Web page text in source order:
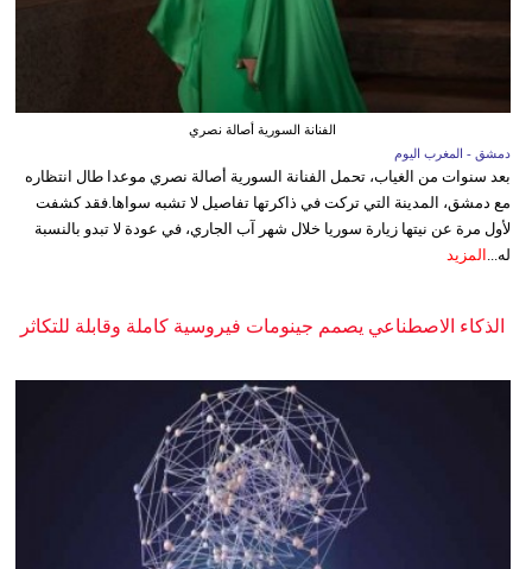
الفنانة السورية أصالة نصري
دمشق - المغرب اليوم
بعد سنوات من الغياب، تحمل الفنانة السورية أصالة نصري موعدا طال انتظاره
مع دمشق، المدينة التي تركت في ذاكرتها تفاصيل لا تشبه سواها.فقد كشفت
لأول مرة عن نيتها زيارة سوريا خلال شهر آب الجاري، في عودة لا تبدو بالنسبة
له... المزيد
الذكاء الاصطناعي يصمم جينومات فيروسية كاملة وقابلة للتكاثر